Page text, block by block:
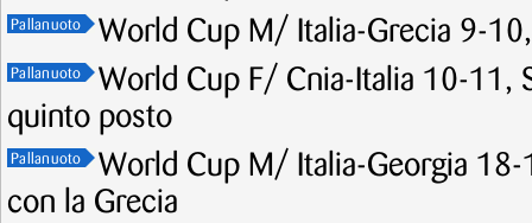
Pallanuoto World Cup M/ Italia-Grecia 9-
Pallanuoto
World Cup F/ Cnia-Italia 10-11,
quinto posto
Pallanuoto
World Cup M/ Italia-Georgia
con la Grecia